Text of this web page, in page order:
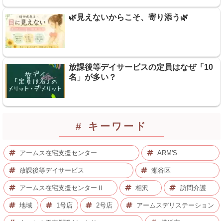
🌿見えないからこそ、寄り添う🌿
放課後等デイサービスの定員はなぜ「10
名」が多い？
# キーワード
アームス在宅支援センター ARM'S
放課後等デイサービス 瀬谷区
アームス在宅支援センターⅡ 相沢 訪問介護
地域 1号店 2号店 アームスデリステーション